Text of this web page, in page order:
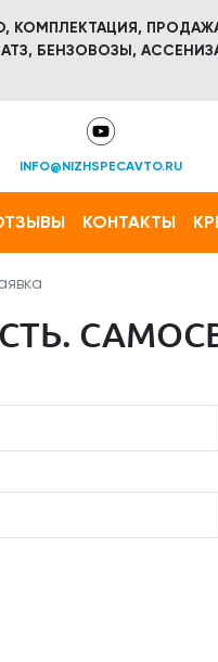
КОМПЛЕКТАЦИЯ,
БЕНЗОВОЗЫ,
INFO@NIZHSPECAVTO.RU
КОНТАКТЫ